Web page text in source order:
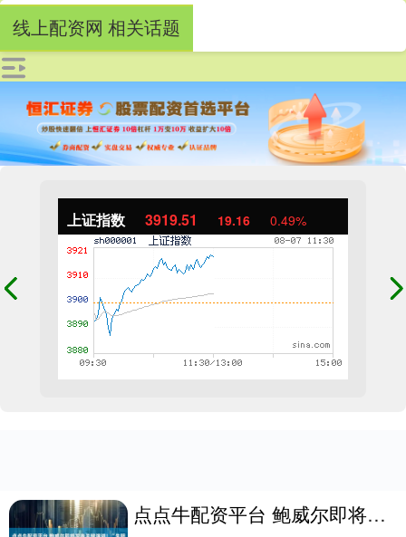
上证指数 3919.51 19.16 0.49%
线上配资网 相关话题
点点牛配资平台 鲍威尔即将发表关键演讲！“失明”的美联储如何导航？